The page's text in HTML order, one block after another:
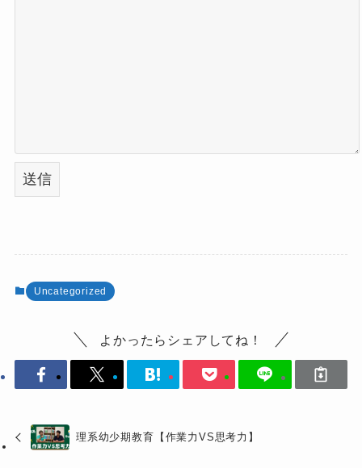
Uncategorized
よかったらシェアしてね！
理系幼少期教育【作業力VS思考力】